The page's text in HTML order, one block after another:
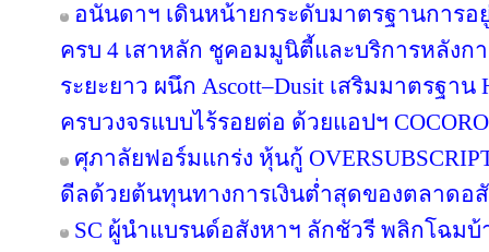
อนันดาฯ เดินหน้ายกระดับมาตรฐานการอยู่
ครบ 4 เสาหลัก ชูคอมมูนิตี้และบริการหลังกา
ระยะยาว ผนึก Ascott–Dusit เสริมมาตรฐา
ครบวงจรแบบไร้รอยต่อ ด้วยแอปฯ COCORO
ศุภาลัยฟอร์มแกร่ง หุ้นกู้
ดีลด้วยต้นทุนทางการเงินต่ำสุดของตลาดอ
SC ผู้นำแบรนด์อสังหาฯ ลักชัวรี พลิกโฉมบ้